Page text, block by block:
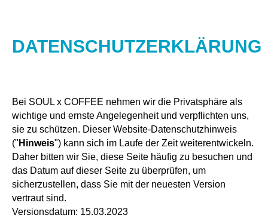
DATENSCHUTZERKLÄRUNG
Bei SOUL x COFFEE nehmen wir die Privatsphäre als
wichtige und ernste Angelegenheit und verpflichten uns,
sie zu schützen. Dieser Website-Datenschutzhinweis
(" Hinweis") kann sich im Laufe der Zeit weiterentwickeln.
Daher bitten wir Sie, diese Seite häufig zu besuchen und
das Datum auf dieser Seite zu überprüfen, um
sicherzustellen, dass Sie mit der neuesten Version
vertraut sind.
Versionsdatum: 15.03.2023